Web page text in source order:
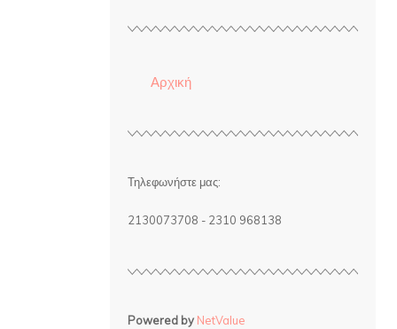
Αρχική
Τηλεφωνήστε μας:
2130073708 - 2310 968138
Powered by NetValue